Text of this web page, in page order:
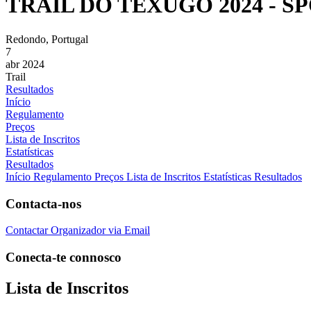
TRAIL DO TEXUGO 2024 -
Redondo, Portugal
7
abr 2024
Trail
Resultados
Início
Regulamento
Preços
Lista de Inscritos
Estatísticas
Resultados
Início Regulamento Preços Lista de Inscritos Estatísticas Resultados
Contacta-nos
Contactar Organizador via Email
Conecta-te connosco
Lista de Inscritos